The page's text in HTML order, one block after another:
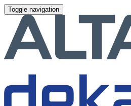
Toggle navigation